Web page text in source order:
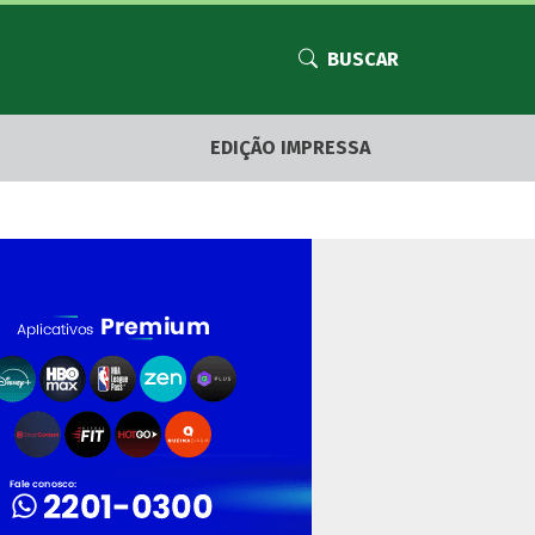
BUSCAR
EDIÇÃO IMPRESSA